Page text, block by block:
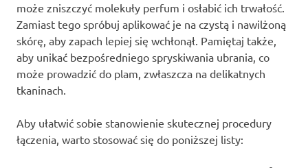
może zniszczyć molekuły perfum i osłabić ich trwałość.
Zamiast tego spróbuj aplikować je na czystą i nawilżoną
skórę, aby zapach lepiej się wchłonął. Pamiętaj także,
aby unikać bezpośredniego spryskiwania ubrania, co
może prowadzić do plam, zwłaszcza na delikatnych
tkaninach.
Aby ułatwić sobie stanowienie skutecznej procedury
łączenia, warto stosować się do poniższej listy: